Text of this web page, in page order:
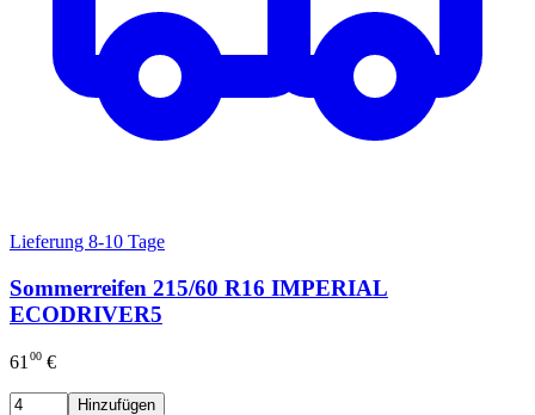
Lieferung 8-10 Tage
Sommerreifen 215/60 R16 IMPERIAL
ECODRIVER5
61 00 €
Hinzufügen